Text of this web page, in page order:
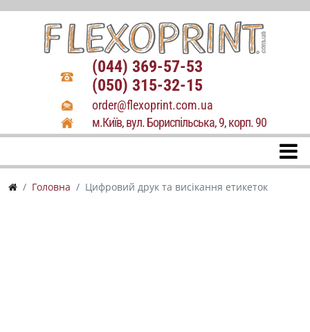
(044) 369-57-53
(050) 315-32-15
order@flexoprint.com.ua
м.Київ, вул. Бориспільська, 9, корп. 90
Головна Цифровий друк та висікання етикеток